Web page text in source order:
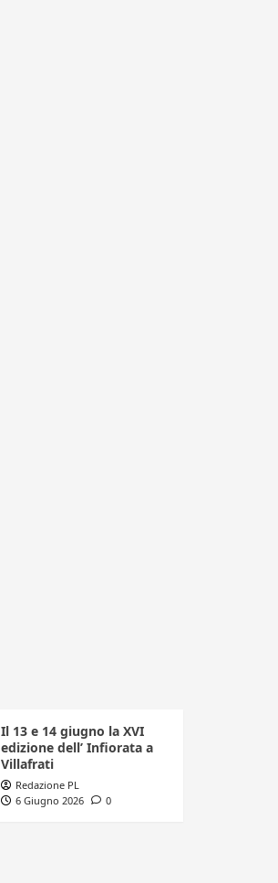
Il 13 e 14 giugno la XVI
edizione dell’ Infiorata a
Villafrati
Redazione PL
6 Giugno 2026
0